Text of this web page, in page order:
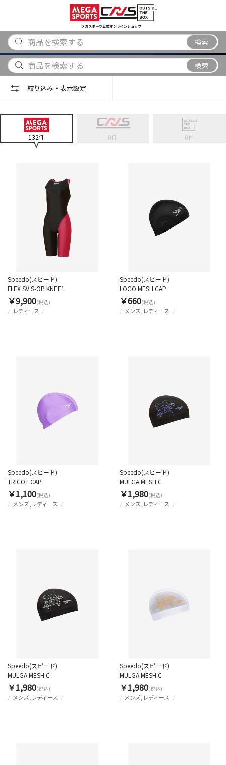
メガスポーツ公式オンラインショップ
検索
アウトドア
から探す
ブランド
から探す
検索
絞り込み・表示設定
132件 0件 0件
レディース
Speedo(スピード)
FLEX SV S-OP KNEE1
￥9,900(税込)
メンズ,レディース
Speedo(スピード)
LOGO MESH CAP
￥660(税込)
メンズ,レディース
Speedo(スピード)
TRICOT CAP
￥1,100(税込)
メンズ,レディース
Speedo(スピード)
MULGA MESH C
￥1,980(税込)
メンズ,レディース
Speedo(スピード)
MULGA MESH C
￥1,980(税込)
メンズ,レディース
Speedo(スピード)
MULGA MESH C
￥1,980(税込)